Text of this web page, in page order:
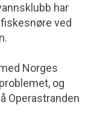
har
ved
Norges
og
Operastranden